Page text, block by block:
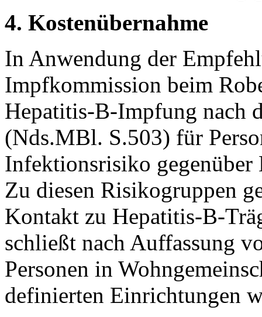
4. Kostenübernahme
In Anwendung der
Impfkommission beim
Hepatitis-B-Impfung nach
(Nds.MBl. S.503) für
Infektionsrisiko
Zu diesen Risikogruppen
Kontakt zu Hepatitis-B-
schließt nach Auffassung
Personen in
definierten Einrichtungen